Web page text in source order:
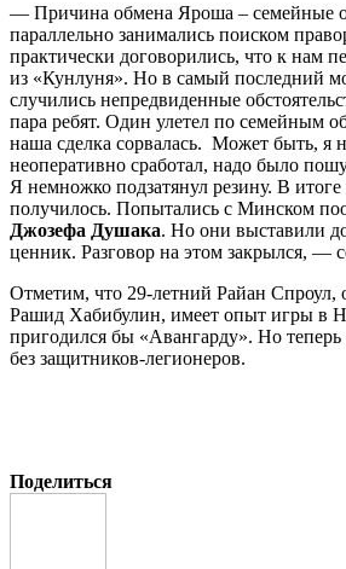
— Причина обмена Яроша – семейные
параллельно занимались поиском
практически договорились, что к нам
из «Кунлуня». Но в самый последний
случились непредвиденные
пара ребят. Один улетел по семейным
наша сделка сорвалась. Может быть, я
неоперативно сработал, надо было
Я немножко подзатянул резину. В итоге
получилось. Попытались с Минском
Джозефа Душака. Но они выставили
ценник. Разговор на этом закрылся, —
Отметим, что 29-летний Райан Спроул,
Рашид Хабибулин, имеет опыт игры в
пригодился бы «Авангарду». Но теперь
без защитников-легионеров.
Поделиться